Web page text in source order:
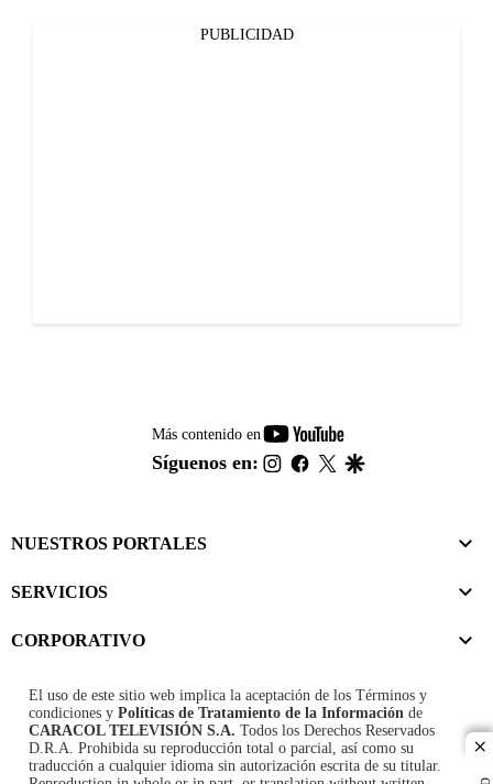
PUBLICIDAD
Más contenido en
youtube-
footer
Síguenos en: instagram
facebook
twitter
NUESTROS PORTALES
SERVICIOS
CORPORATIVO
El uso de este sitio web implica la aceptación de los Términos y
condiciones y Políticas de Tratamiento de la Información de
CARACOL TELEVISIÓN S.A. Todos los Derechos Reservados
D.R.A. Prohibida su reproducción total o parcial, así como su
traducción a cualquier idioma sin autorización escrita de su titular.